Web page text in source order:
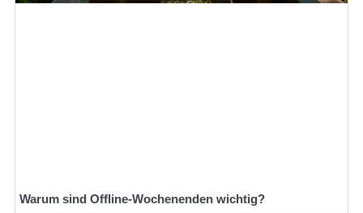
Warum sind Offline-Wochenenden wichtig?